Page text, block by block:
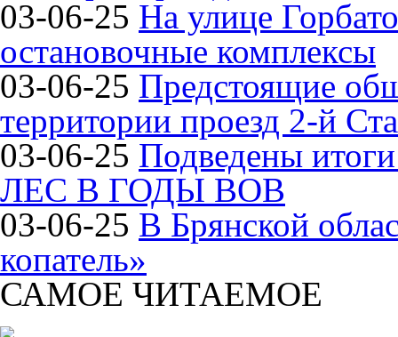
03-06-25 На улице
остановочные комплексы
03-06-25 Предстоящие
территории проезд 2-й
03-06-25 Подведены
ЛЕС В ГОДЫ ВОВ
03-06-25 В Брянской
копатель»
САМОЕ ЧИТАЕМОЕ